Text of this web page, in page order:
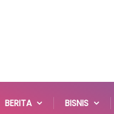
BERITA BISNIS